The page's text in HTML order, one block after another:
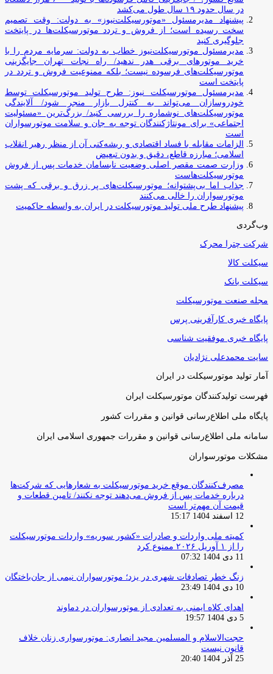
در سال حدود ۱۹ سال طول می‌کشد
پیشنهاد مدیرمسئول «موتورسیکلت‌نیوز» به دولت: وقت تصمیم
سخت رسیده است؛ از فروش و تردد موتورسیکلت‌ها در پایتخت
جلوگیری کنید
مدیرمسئول موتورسیکلت‌نیوز خطاب به دولت: سرمایه مردم را با
خرید موتورهای برقی هدر ندهید/ راه نجات تهران جایگزینی
موتورسیکلت‌های فرسوده نیست؛ بلکه ممنوعیت فروش و تردد در
پایتخت است
مدیرمسئول موتورسیکلت نیوز: طرح تولید موتورسیکلت توسط
خودروسازان می‌تواند به کنترل بازار منجر شود/ آلایندگی
موتورسیکلت‌های نوشماره را بررسی کنید/ بزرگ‌ترین «مسئولیت
اجتماعی» برای مونتاژکنندگان توجه به جان و سلامت موتورسواران
است
الزامات مقابله با فساد اقتصادی و ریشه‌کنی آن از منظر رهبر انقلاب
اسلامی؛ مبارزه قاطع، دقیق و بدون تبعیض
وزارت صمت مقصر اصلی وضعیت نابسامان خدمات پس از فروش
موتورسیکلت‌هاست
جذاب اما بی‌پشتوانه؛ موتورسیکلت‌های پر زرق‌ و برقی که پشت
موتورسواران را خالی می‌کنند
پیشنهاد طرح ملی تولید موتورسیکلت در ایران به واسطه حاکمیت
وب‌گردی
شرکت چترا محرک
سیکلت کالا
سیکلت بانک
مجله صنعت موتورسیکلت
پایگاه خبری کارآفرینی پرس
پایگاه خبری موفقیت شناسی
سایت محمدعلی نژادیان
آمار تولید موتورسیکلت در ایران
فهرست تولیدکنندگان موتورسیکلت ایران
پایگاه ملی اطلاع‌رسانی قوانین و مقررات کشور
سامانه ملی اطلاع‌رسانی قوانین و مقررات جمهوری اسلامی ایران
مشکلات موتورسواران
مصرف‌کنندگان موقع خرید موتورسیکلت به شعارهایی که شرکت‌ها
درباره خدمات پس از فروش می‌دهند توجه نکنند/ تامین قطعات و
قیمت آن مهم‌تر است
12 اسفند 1404 15:17
کمیته ملی واردات و صادرات «کشور سوریه» واردات موتورسیکلت
را از ۱ آوریل ۲۰۲۶ ممنوع کرد
11 دی 1404 07:32
زنگ خطر تصادفات شهری در یزد؛ موتورسواران نیمی از جان‌باختگان
10 دی 1404 23:49
اهدای کلاه ایمنی به تعدادی از موتورسواران در دماوند
5 دی 1404 19:57
حجت‌الاسلام و المسلمین مجید انصاری: موتورسواری زنان خلاف
قانون نیست
25 آذر 1404 20:40